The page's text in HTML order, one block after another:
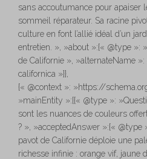
sans accoutumance pour apaiser
sommeil réparateur. Sa racine
culture en font l’allié idéal d’un
entretien. », »about »:{« @type »:
de Californie », »alternateName
californica »}},
{« @context »: »https://
»mainEntity »:[{« @type »:
sont les nuances de couleurs
? », »acceptedAnswer »:{«
pavot de Californie déploie une
richesse infinie : orange vif, jaune